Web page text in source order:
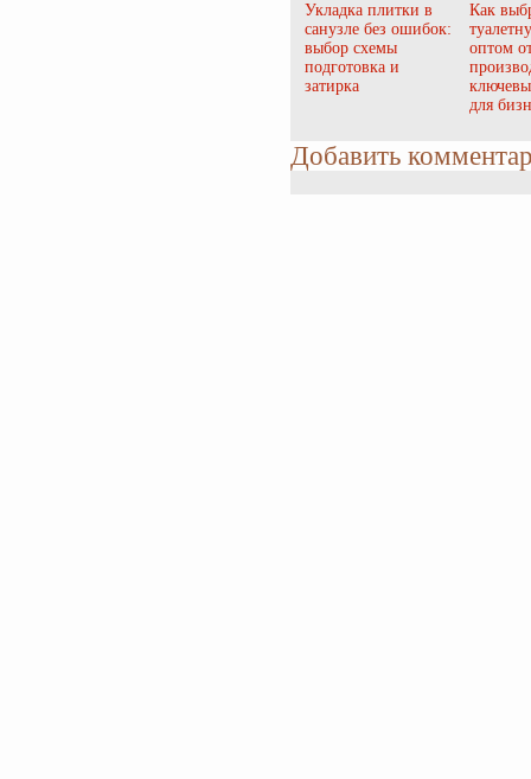
Укладка плитки в
санузле без ошибок:
выбор схемы
подготовка и
затирка
Как
оптом
для
Добавить